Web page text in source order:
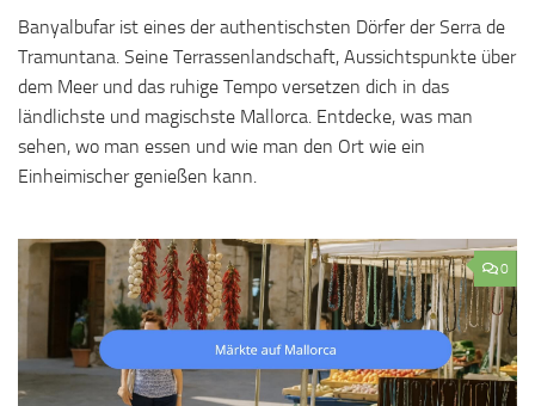
Banyalbufar ist eines der authentischsten Dörfer der Serra de
Tramuntana. Seine Terrassenlandschaft, Aussichtspunkte über
dem Meer und das ruhige Tempo versetzen dich in das
ländlichste und magischste Mallorca. Entdecke, was man
sehen, wo man essen und wie man den Ort wie ein
Einheimischer genießen kann.
0